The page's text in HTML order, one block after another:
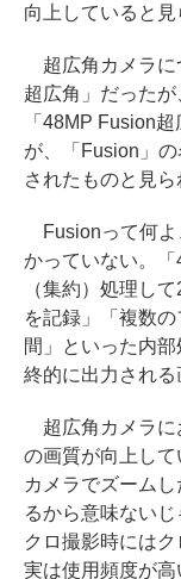
向上していると見
超広角カメラに
超広角」だったが
「48MP Fusion
が、「Fusion」
されたものと見ら
Fusionって何よ
かっていない。
（集約）処理し
を記録」「複数
間」といった内
終的に出力される
超広角カメラに
の画質が向上し
カメラでズーム
るから意味ない
クロ撮影時には
実は使用頻度が高